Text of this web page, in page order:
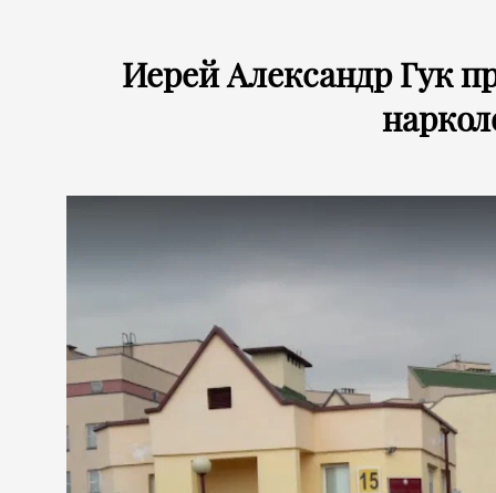
Иерей Александр Гук